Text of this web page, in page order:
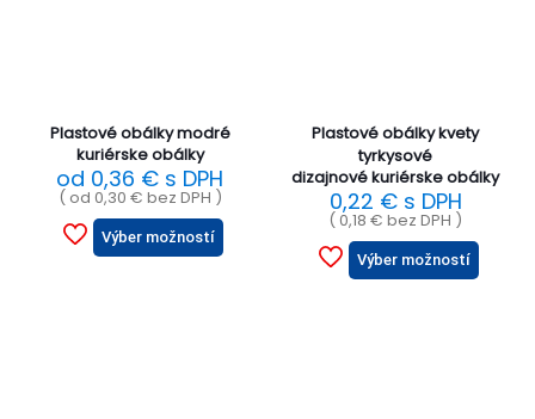
Plastové obálky modré
kuriérske obálky
od 0,36 € s DPH
( od 0,30 € bez DPH )
Výber možností
Plastové obálky kvety
tyrkysové
dizajnové kuriérske obálky
0,22 €s DPH
( 0,18 € bez DPH )
Výber možností